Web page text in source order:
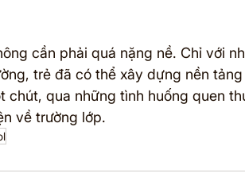
cần phải quá nặng nề. Chỉ với
trẻ đã có thể xây dựng nền
chút, qua những tình huống quen
về trường lớp.